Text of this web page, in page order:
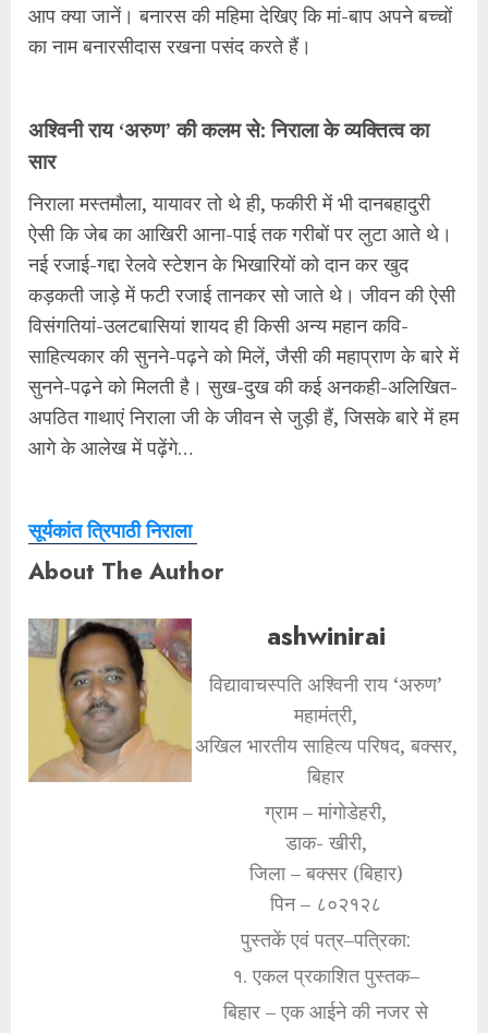
आप क्या जानें। बनारस की महिमा देखिए कि मां-बाप अपने बच्चों
का नाम बनारसीदास रखना पसंद करते हैं।
अश्विनी राय ‘अरुण’ की कलम से: निराला के व्यक्तित्व का
सार
निराला मस्तमौला, यायावर तो थे ही, फकीरी में भी दानबहादुरी
ऐसी कि जेब का आखिरी आना-पाई तक गरीबों पर लुटा आते थे।
नई रजाई-गद्दा रेलवे स्टेशन के भिखारियों को दान कर खुद
कड़कती जाड़े में फटी रजाई तानकर सो जाते थे। जीवन की ऐसी
विसंगतियां-उलटबासियां शायद ही किसी अन्य महान कवि-
साहित्यकार की सुनने-पढ़ने को मिलें, जैसी की महाप्राण के बारे में
सुनने-पढ़ने को मिलती है। सुख-दुख की कई अनकही-अलिखित-
अपठित गाथाएं निराला जी के जीवन से जुड़ी हैं, जिसके बारे में हम
आगे के आलेख में पढ़ेंगे…
सूर्यकांत त्रिपाठी निराला
About The Author
ashwinirai
विद्यावाचस्पति अश्विनी राय ‘अरुण’
महामंत्री,
अखिल भारतीय साहित्य परिषद, बक्सर,
बिहार
ग्राम – मांगोडेहरी,
डाक- खीरी,
जिला – बक्सर (बिहार)
पिन – ८०२१२८
पुस्तकें एवं पत्र–पत्रिका:
१. एकल प्रकाशित पुस्तक–
बिहार – एक आईने की नजर से